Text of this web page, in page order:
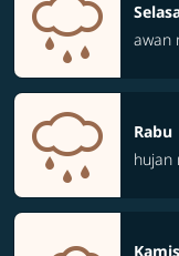
awan
Rabu
hujan
Kamis